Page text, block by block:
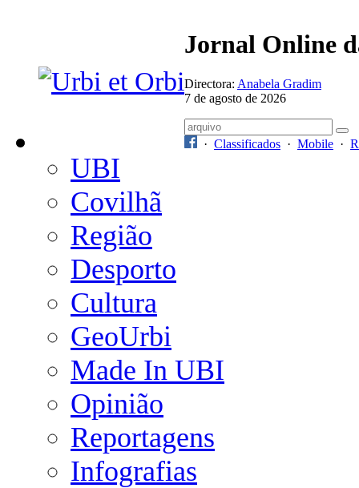
Jornal Online
Directora: Anabela Gradim
7 de agosto de 2026
· Classificados · Mobile ·
UBI
Covilhã
Região
Desporto
Cultura
GeoUrbi
Made In UBI
Opinião
Reportagens
Infografias